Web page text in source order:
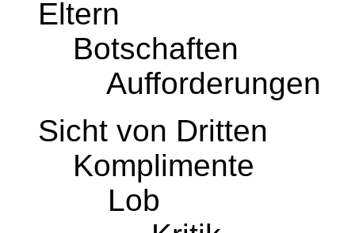
Eltern
Botschaften
Aufforderungen
Sicht von Dritten
Komplimente
Lob